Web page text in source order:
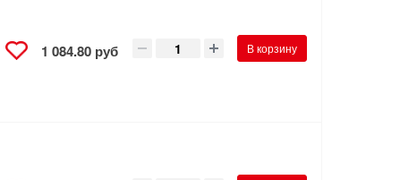
1 084.80 руб В корзину